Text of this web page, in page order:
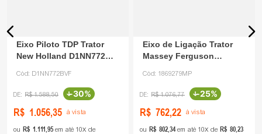
Eixo Piloto TDP Trator
New Holland D1NN772
Cód: D1NN772BVF
R$ 1.588,50 -30%
R$ 1.056,35 à vista
ou R$ 1 111 95 em até 10 de
Eixo de Ligação Trator
Massey Ferguson
Cód: 1869279MP
R$ 1.076,77 -25%
R$ 762,22 à vista
ou R$ 80234em até 10 de R$ 8023